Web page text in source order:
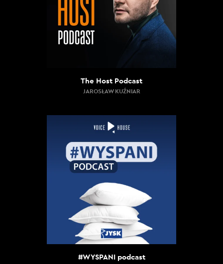
The Host Podcast
JAROSŁAW KUŹNIAR
#WYSPANI podcast